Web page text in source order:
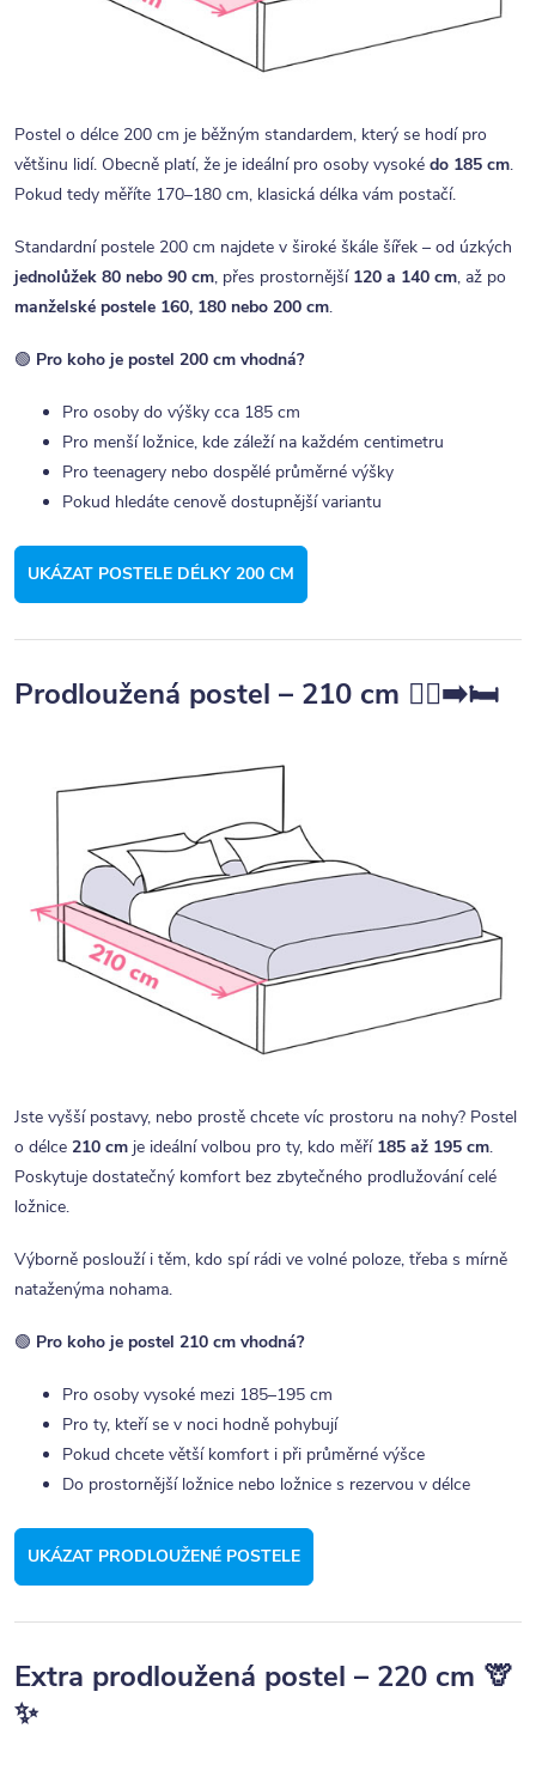
Postel o délce 200 cm je běžným standardem, který se hodí pro
většinu lidí. Obecně platí, že je ideální pro osoby vysoké do 185 cm.
Pokud tedy měříte 170–180 cm, klasická délka vám postačí.
Standardní postele 200 cm najdete v široké škále šířek – od úzkých
jednolůžek 80 nebo 90 cm, přes prostornější 120 a 140 cm, až po
manželské postele 160, 180 nebo 200 cm.
🟢 Pro koho je postel 200 cm vhodná?
Pro osoby do výšky cca 185 cm
Pro menší ložnice, kde záleží na každém centimetru
Pro teenagery nebo dospělé průměrné výšky
Pokud hledáte cenově dostupnější variantu
UKÁZAT POSTELE DÉLKY 200 CM
Prodloužená postel – 210 cm 🧍‍♂️➡️🛏️
Jste vyšší postavy, nebo prostě chcete víc prostoru na nohy? Postel
o délce 210 cm je ideální volbou pro ty, kdo měří 185 až 195 cm.
Poskytuje dostatečný komfort bez zbytečného prodlužování celé
ložnice.
Výborně poslouží i těm, kdo spí rádi ve volné poloze, třeba s mírně
nataženýma nohama.
🟢 Pro koho je postel 210 cm vhodná?
Pro osoby vysoké mezi 185–195 cm
Pro ty, kteří se v noci hodně pohybují
Pokud chcete větší komfort i při průměrné výšce
Do prostornější ložnice nebo ložnice s rezervou v délce
UKÁZAT PRODLOUŽENÉ POSTELE
Extra prodloužená postel – 220 cm 🦒
✨